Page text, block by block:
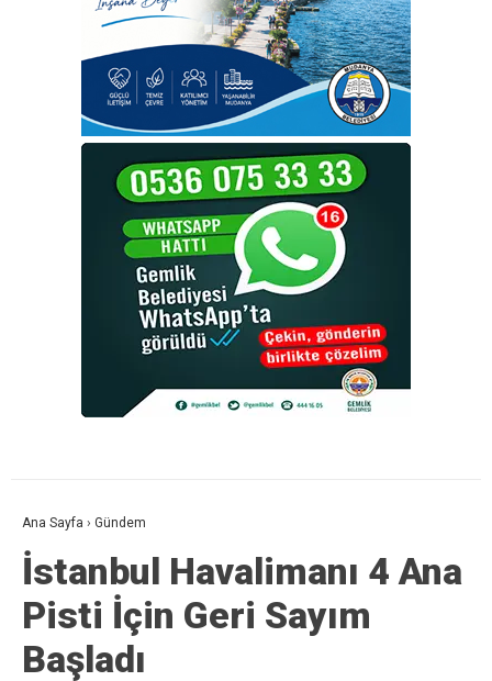
Ana Sayfa › Gündem
İstanbul Havalimanı 4 Ana
Pisti İçin Geri Sayım
Başladı